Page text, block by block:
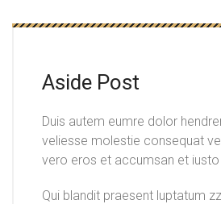
Aside Post
Duis autem eumre dolor
veliesse molestie consequat
vero eros et accumsan et
Qui blandit praesent luptatum